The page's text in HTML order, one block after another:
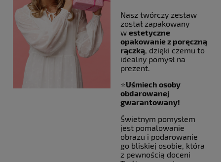
Nasz twórczy zestaw
został zapakowany
w estetyczne
opakowanie z poręczną
rączką , dzięki czemu to
idealny pomysł na
prezent.
⭐Uśmiech osoby
obdarowanej
gwarantowany!
Świetnym pomysłem
jest pomalowanie
obrazu i podarowanie
go bliskiej osobie, która
z pewnością doceni